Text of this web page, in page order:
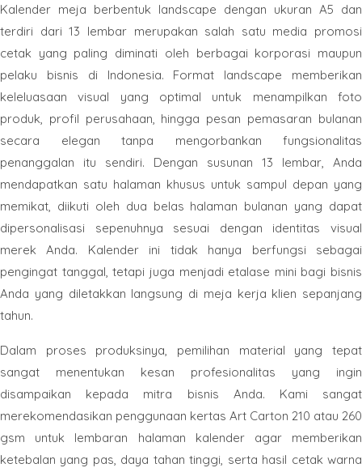
Kalender meja berbentuk landscape dengan ukuran A5 dan
terdiri dari 13 lembar merupakan salah satu media promosi
cetak yang paling diminati oleh berbagai korporasi maupun
pelaku bisnis di Indonesia. Format landscape memberikan
keleluasaan visual yang optimal untuk menampilkan foto
produk, profil perusahaan, hingga pesan pemasaran bulanan
secara elegan tanpa mengorbankan fungsionalitas
penanggalan itu sendiri. Dengan susunan 13 lembar, Anda
mendapatkan satu halaman khusus untuk sampul depan yang
memikat, diikuti oleh dua belas halaman bulanan yang dapat
dipersonalisasi sepenuhnya sesuai dengan identitas visual
merek Anda. Kalender ini tidak hanya berfungsi sebagai
pengingat tanggal, tetapi juga menjadi etalase mini bagi bisnis
Anda yang diletakkan langsung di meja kerja klien sepanjang
tahun.
Dalam proses produksinya, pemilihan material yang tepat
sangat menentukan kesan profesionalitas yang ingin
disampaikan kepada mitra bisnis Anda. Kami sangat
merekomendasikan penggunaan kertas Art Carton 210 atau 260
gsm untuk lembaran halaman kalender agar memberikan
ketebalan yang pas, daya tahan tinggi, serta hasil cetak warna